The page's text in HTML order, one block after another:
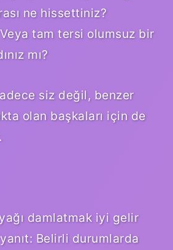
ne hissettiniz?
Veya tam tersi olumsuz bir
mı?
siz değil, benzer
olan başkaları için de
damlatmak iyi gelir
Belirli durumlarda